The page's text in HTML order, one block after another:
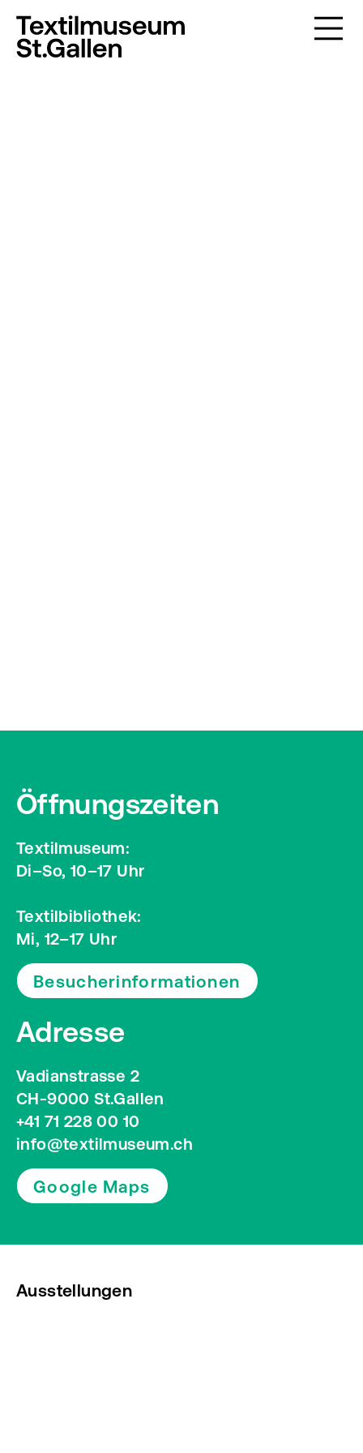
Öffnungszeiten
Textilmuseum:
Di–So, 10–17 Uhr
Textilbibliothek:
Mi, 12–17 Uhr
Besucherinformationen
Adresse
Vadianstrasse 2
CH-9000 St.Gallen
+41 71 228 00 10
info@textilmuseum.ch
Google Maps
Ausstellungen